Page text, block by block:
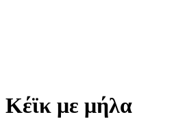
Κέϊκ με μήλα